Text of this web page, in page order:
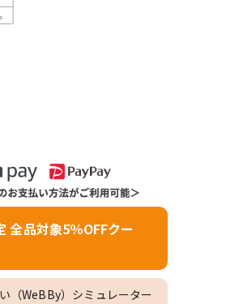
全品対象5％OFFクー
（WeBBy）シミュレーター